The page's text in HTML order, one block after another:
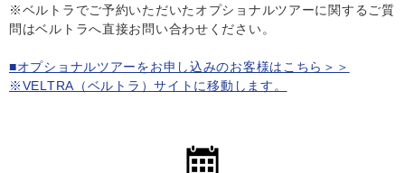
※ベルトラでご予約いただいたオプショナルツアーに関するご質
問はベルトラへ直接お問い合わせください。
■オプショナルツアーをお申し込みのお客様はこちら＞＞
※VELTRA（ベルトラ）サイトに移動します。